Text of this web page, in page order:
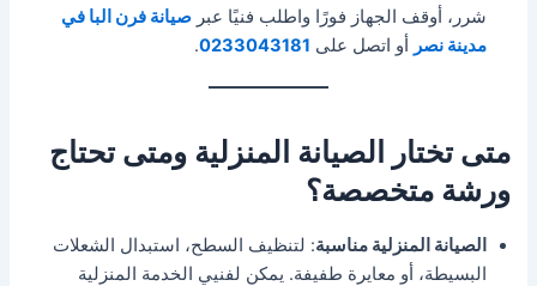
شرر، أوقف الجهاز فورًا واطلب فنيًا عبرصيانة فرن البا في
مدينة نصر أو اتصل على 0233043181
.
متى تختار الصيانة المنزلية ومتى تحتاج
ورشة متخصصة؟
الصيانة المنزلية مناسبة: لتنظيف السطح، استبدال الشعلات
البسيطة، أو معايرة طفيفة. يمكن لفنيي الخدمة المنزلية